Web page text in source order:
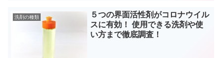
洗剤の種類
５つの界面活性剤がコロナウイル
スに有効！ 使用できる洗剤や使
い方まで徹底調査！